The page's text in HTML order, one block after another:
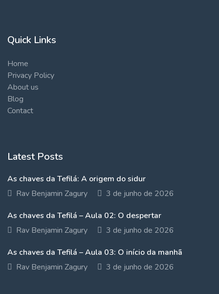
Quick Links
Home
Privacy Policy
About us
Blog
Contact
Latest Posts
As chaves da Tefilá: A origem do sidur
Rav Benjamin Zagury
3 de junho de 2026
As chaves da Tefilá – Aula 02: O despertar
Rav Benjamin Zagury
3 de junho de 2026
As chaves da Tefilá – Aula 03: O início da manhã
Rav Benjamin Zagury
3 de junho de 2026